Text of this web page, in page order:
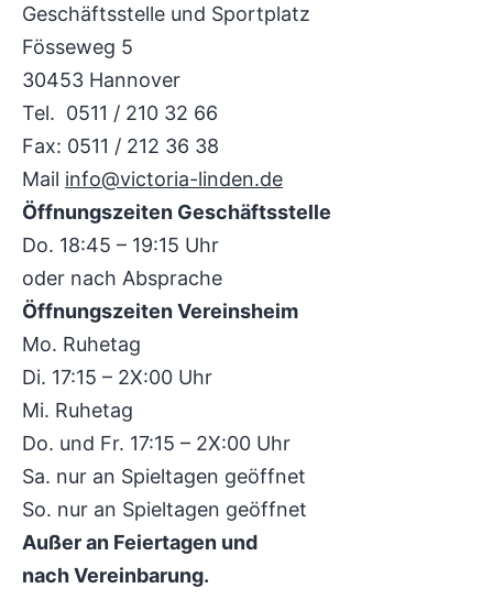
Geschäftsstelle und Sportplatz
Fösseweg 5
30453 Hannover
Tel. 0511 / 210 32 66
Fax: 0511 / 212 36 38
Mail info@victoria-linden.de
Öffnungszeiten Geschäftsstelle
Do. 18:45 – 19:15 Uhr
oder nach Absprache
Öffnungszeiten Vereinsheim
Mo. Ruhetag
Di. 17:15 – 2X:00 Uhr
Mi. Ruhetag
Do. und Fr. 17:15 – 2X:00 Uhr
Sa. nur an Spieltagen geöffnet
So. nur an Spieltagen geöffnet
Außer an Feiertagen und
nach Vereinbarung.